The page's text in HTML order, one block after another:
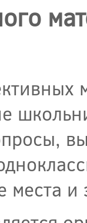
места